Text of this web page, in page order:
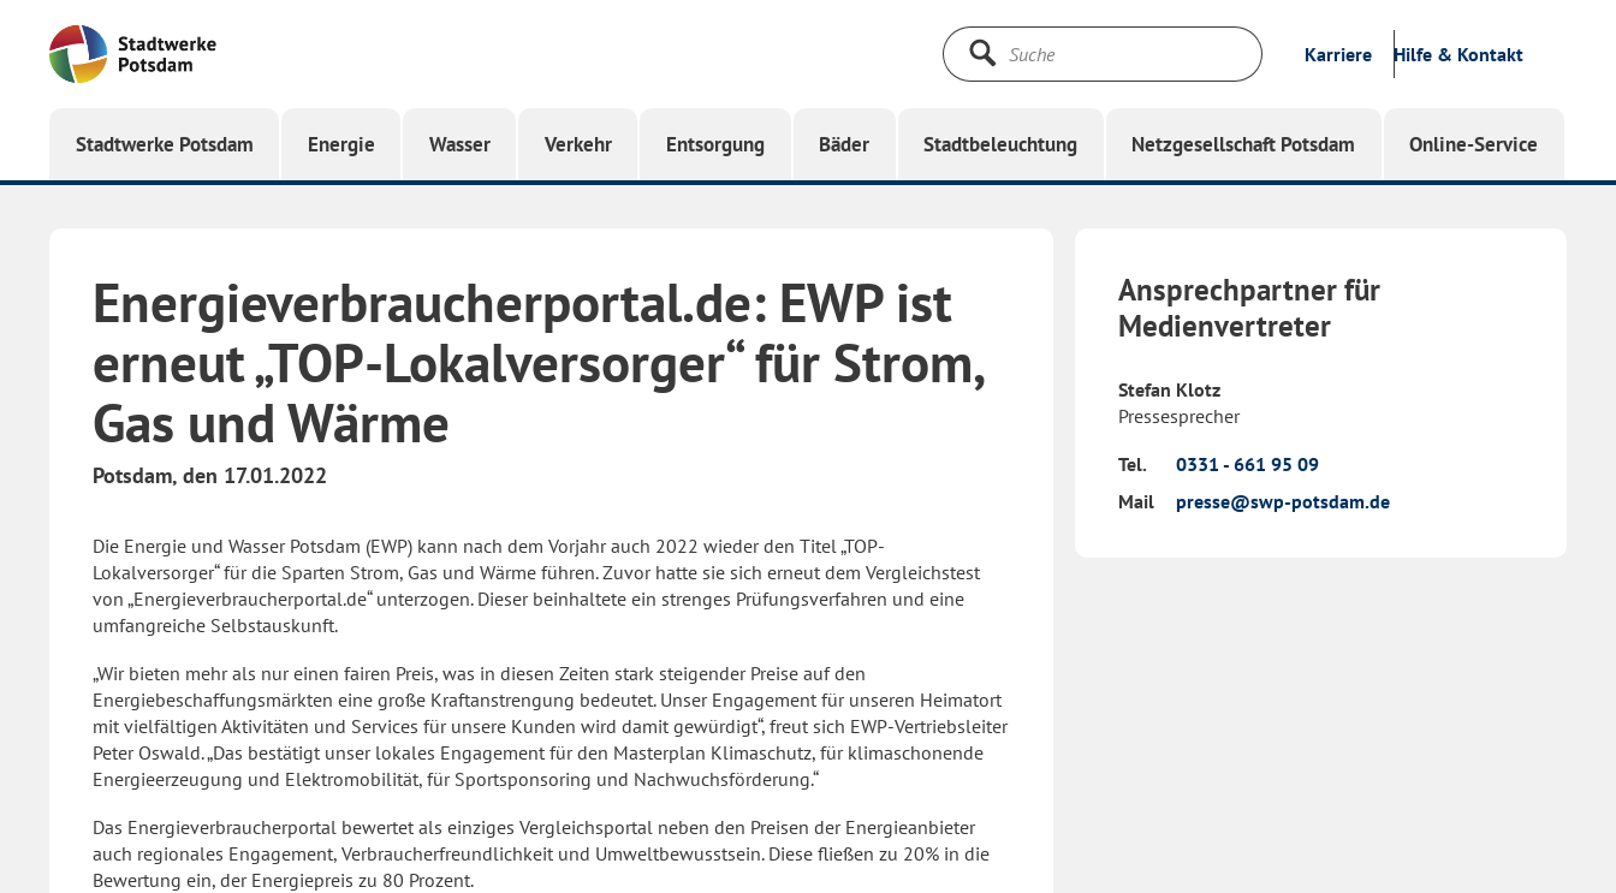
Startseite
Suche
Karriere Hilfe & Kontakt
Stadtwerke Potsdam Energie Wasser Verkehr Entsorgung Bäder Stadtbeleuchtung Netzgesellschaft Potsdam Online-Service
Energieverbraucherportal.de: EWP ist
erneut „TOP-Lokalversorger“ für Strom,
Gas und Wärme
Potsdam, den 17.01.2022
Die Energie und Wasser Potsdam (EWP) kann nach dem Vorjahr auch 2022 wieder den Titel „TOP-
Lokalversorger“ für die Sparten Strom, Gas und Wärme führen. Zuvor hatte sie sich erneut dem Vergleichstest
von „Energieverbraucherportal.de“ unterzogen. Dieser beinhaltete ein strenges Prüfungsverfahren und eine
umfangreiche Selbstauskunft.
„Wir bieten mehr als nur einen fairen Preis, was in diesen Zeiten stark steigender Preise auf den
Energiebeschaffungsmärkten eine große Kraftanstrengung bedeutet. Unser Engagement für unseren Heimatort
mit vielfältigen Aktivitäten und Services für unsere Kunden wird damit gewürdigt“, freut sich EWP-Vertriebsleiter
Peter Oswald. „Das bestätigt unser lokales Engagement für den Masterplan Klimaschutz, für klimaschonende
Energieerzeugung und Elektromobilität, für Sportsponsoring und Nachwuchsförderung.“
Das Energieverbraucherportal bewertet als einziges Vergleichsportal neben den Preisen der Energieanbieter
auch regionales Engagement, Verbraucherfreundlichkeit und Umweltbewusstsein. Diese fließen zu 20% in die
Bewertung ein, der Energiepreis zu 80 Prozent.
Ansprechpartner für
Medienvertreter
Stefan Klotz
Pressesprecher
Tel.
0331 - 661 95 09
Mail
presse@swp-potsdam.de